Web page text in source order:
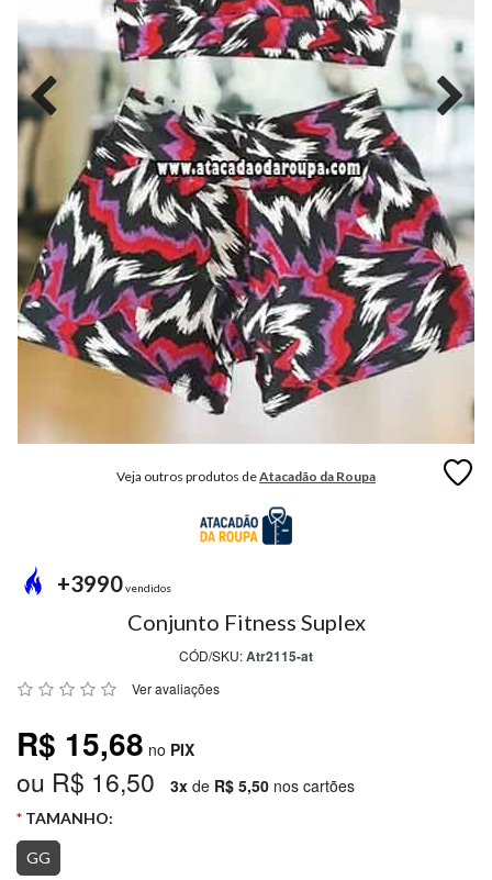
MODA
FITNESS
MODA
GRIFE
MODA
INFANTIL
MODA
INTIMA
MODA
INVERNO
MODA
PREÇO
ÚNICO
PROMOÇÕES
MARCAS
CENTRAL
Veja outros produtos deAtacadão da Roupa
+3990vendidos
Conjunto Fitness Suplex
CÓD/SKU:Atr2115-at
Ver avaliações
R$ 15,68 no PIX
ou R$ 16,50 3x de R$ 5,50 nos cartões
TAMANHO:
GG